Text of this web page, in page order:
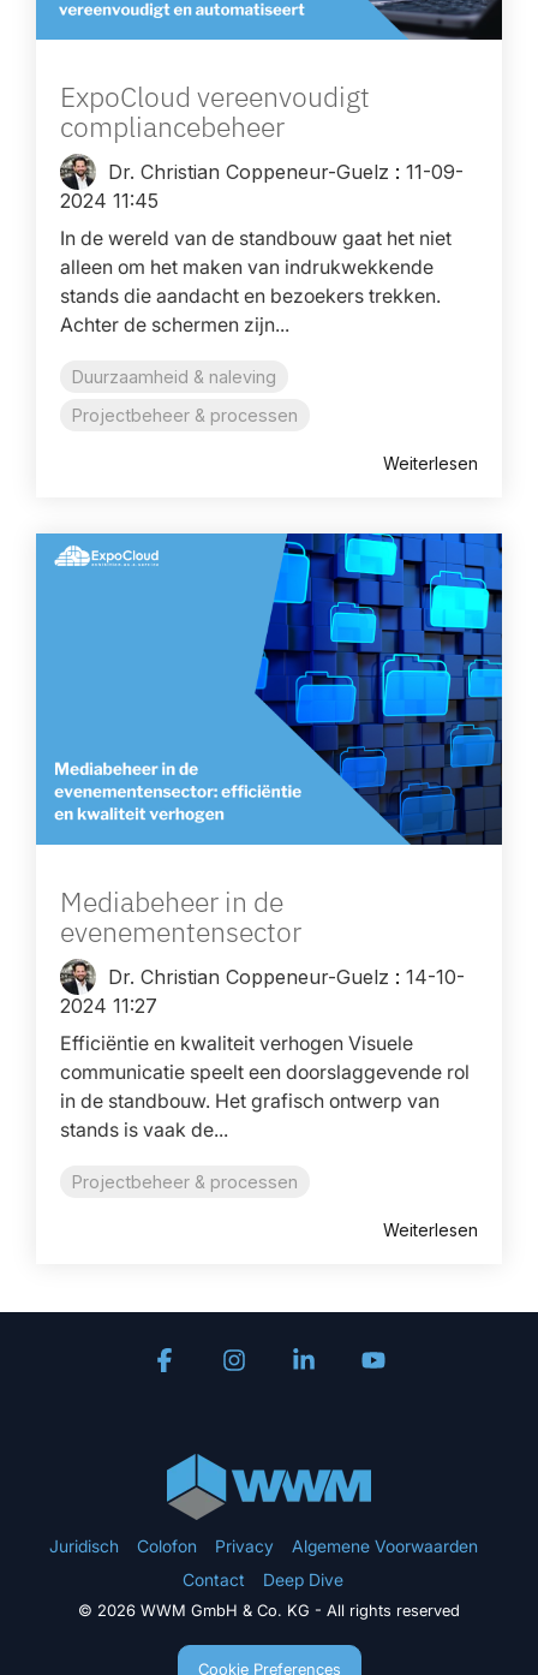
ExpoCloud vereenvoudigt
compliancebeheer
Dr. Christian Coppeneur-Guelz : 11-09-
2024 11:45
In de wereld van de standbouw gaat het niet
alleen om het maken van indrukwekkende
stands die aandacht en bezoekers trekken.
Achter de schermen zijn...
Duurzaamheid & naleving
Projectbeheer & processen
Weiterlesen
Mediabeheer in de
evenementensector
Dr. Christian Coppeneur-Guelz : 14-10-
2024 11:27
Efficiëntie en kwaliteit verhogen Visuele
communicatie speelt een doorslaggevende rol
in de standbouw. Het grafisch ontwerp van
stands is vaak de...
Projectbeheer & processen
Weiterlesen
Juridisch Colofon Privacy
Algemene Voorwaarden
Contact
Deep Dive
© 2026 WWM GmbH & Co. KG - All rights reserved
Cookie Preferences
FacebookInstagramLinkedin